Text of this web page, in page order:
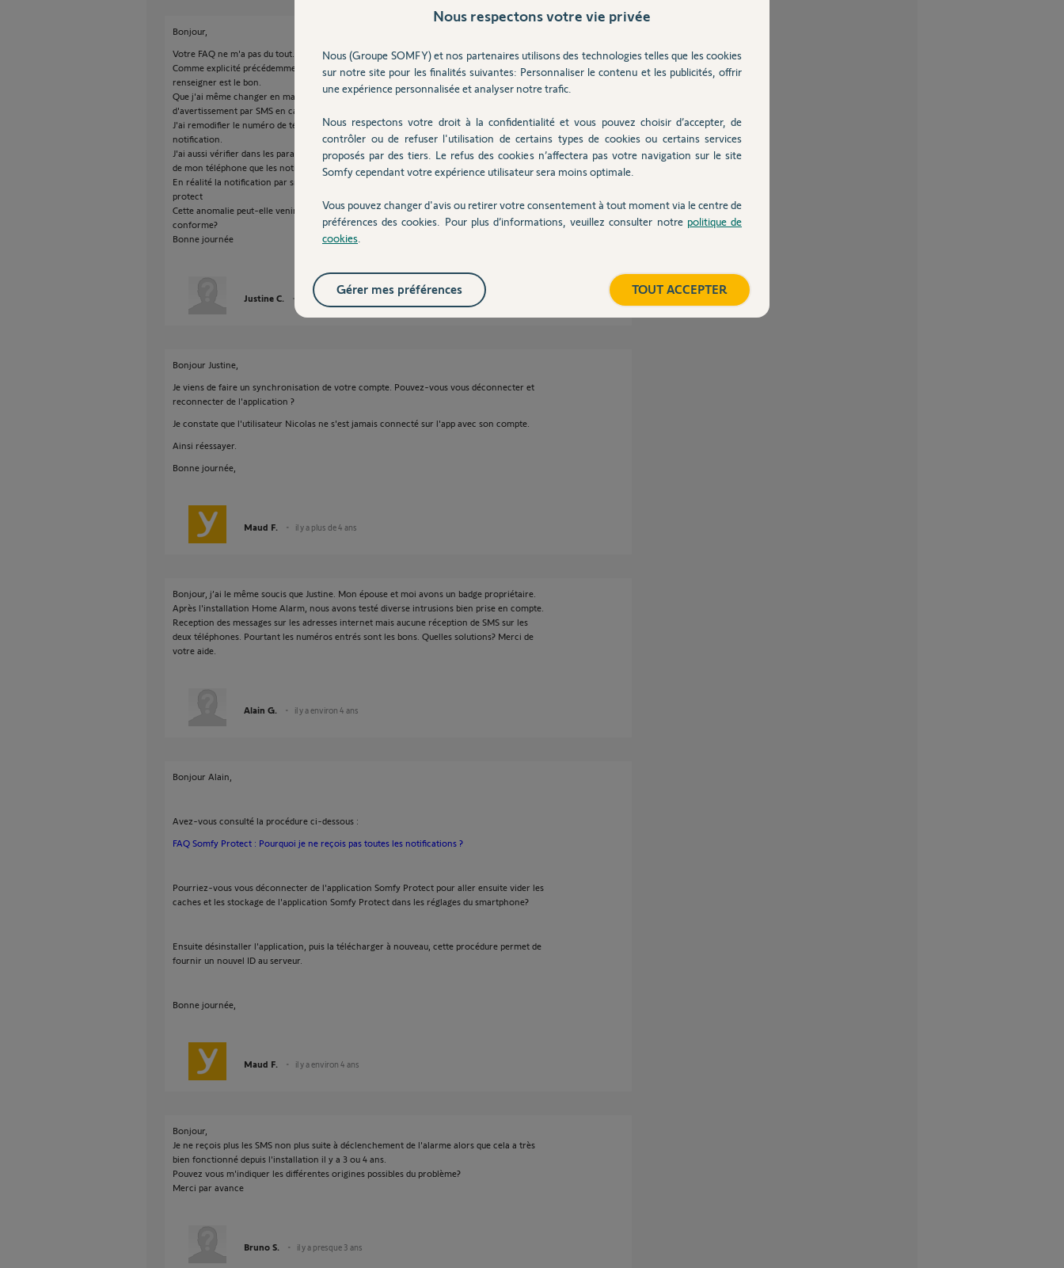
Bonjour,
Votre FAQ ne m'a pas du tout.
Comme explicité précédemment, mon badge est bien en mode propriétaire, le numéro
renseigner est le bon.
Que j'ai même changer en maintant mon numéro professionnel. Mais idem pas
d'avertissement par SMS en cas d'intrusion.
J'ai remodifier le numéro de téléphone pour mon mettre mon perso et encore la pas de
notification.
J'ai aussi vérifier dans les paramètres
de mon téléphone que les notifications étaient autorisées.
En réalité la notification par sms n'a jamais fonctionnée depuis la pose de l'arme home
protect
Cette anomalie peut-elle venir d'un dysfonctionnement ou alors du matériel non
conforme?
Bonne journée
Justine C. il y a plus de 4 ans
Bonjour Justine,
Je viens de faire un synchronisation de votre compte. Pouvez-vous vous déconnecter et
reconnecter de l'application ?
Je constate que l'utilisateur Nicolas ne s'est jamais connecté sur l'app avec son compte.
Ainsi réessayer.
Bonne journée,
Maud F. il y a plus de 4 ans
Bonjour, j’ai le même soucis que Justine. Mon épouse et moi avons un badge propriétaire.
Après l'installation Home Alarm, nous avons testé diverse intrusions bien prise en compte.
Reception des messages sur les adresses internet mais aucune réception de SMS sur les
deux téléphones. Pourtant les numéros entrés sont les bons. Quelles solutions? Merci de
votre aide.
Alain G. il y a environ 4 ans
Bonjour Alain,
Avez-vous consulté la procédure ci-dessous :
FAQ Somfy Protect : Pourquoi je ne reçois pas toutes les notifications ?
Pourriez-vous vous déconnecter de l'application Somfy Protect pour aller ensuite vider les
caches et les stockage de l'application Somfy Protect dans les réglages du smartphone?
Ensuite désinstaller l'application, puis la télécharger à nouveau, cette procédure permet de
fournir un nouvel ID au serveur.
Bonne journée,
Maud F. il y a environ 4 ans
Bonjour,
Je ne reçois plus les SMS non plus suite à déclenchement de l'alarme alors que cela a très
bien fonctionné depuis l'installation il y a 3 ou 4 ans.
Pouvez vous m'indiquer les différentes origines possibles du problème?
Merci par avance
Bruno S. il y a presque 3 ans
Nous respectons votre vie privée
Nous (Groupe SOMFY) et nos partenaires utilisons des technologies telles que les cookies
sur notre site pour les finalités suivantes: Personnaliser le contenu et les publicités, offrir
une expérience personnalisée et analyser notre trafic.
Nous respectons votre droit à la confidentialité et vous pouvez choisir d’accepter, de
contrôler ou de refuser l'utilisation de certains types de cookies ou certains services
proposés par des tiers. Le refus des cookies n’affectera pas votre navigation sur le site
Somfy cependant votre expérience utilisateur sera moins optimale.
Vous pouvez changer d'avis ou retirer votre consentement à tout moment via le centre de
préférences des cookies. Pour plus d’informations, veuillez consulter notre politique de
cookies
TOUT ACCEPTER
Gérer mes préférences